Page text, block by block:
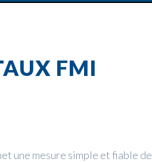
FMI
une mesure simple et fiable de